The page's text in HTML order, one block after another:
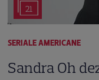
21
SERIALE AMERICANE
Sandra Oh